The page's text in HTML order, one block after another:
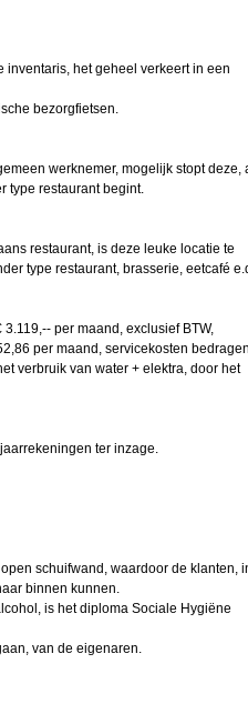
inventaris, het geheel verkeert in een
bezorgfietsen.
werknemer, mogelijk stopt deze,
type restaurant begint.
restaurant, is deze leuke locatie te
type restaurant, brasserie, eetcafé
per maand, exclusief BTW,
per maand, servicekosten
verbruik van water + elektra, door het
ter inzage.
schuifwand, waardoor de klanten,
binnen kunnen.
is het diploma Sociale Hygiëne
van de eigenaren.